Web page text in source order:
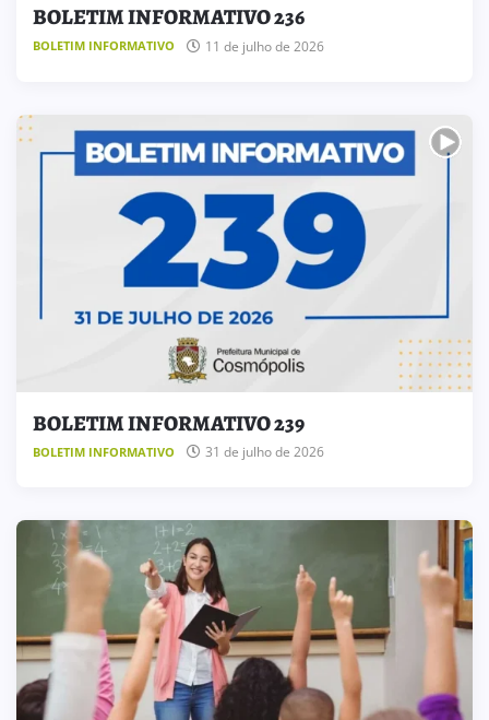
BOLETIM INFORMATIVO 236
BOLETIM INFORMATIVO 11 de julho de 2026
BOLETIM INFORMATIVO 239
BOLETIM INFORMATIVO 31 de julho de 2026